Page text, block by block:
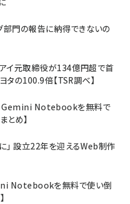
部門の報告に納得できないの
アイ元取締役が134億円超で首
タの100.9倍【TSR調べ】
Gemini Notebookを無料で
とめ】
」 設立22年を迎えるWeb制作
Notebookを無料で使い倒